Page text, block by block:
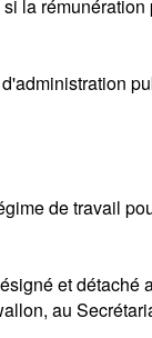
la
de travail
et détaché
au